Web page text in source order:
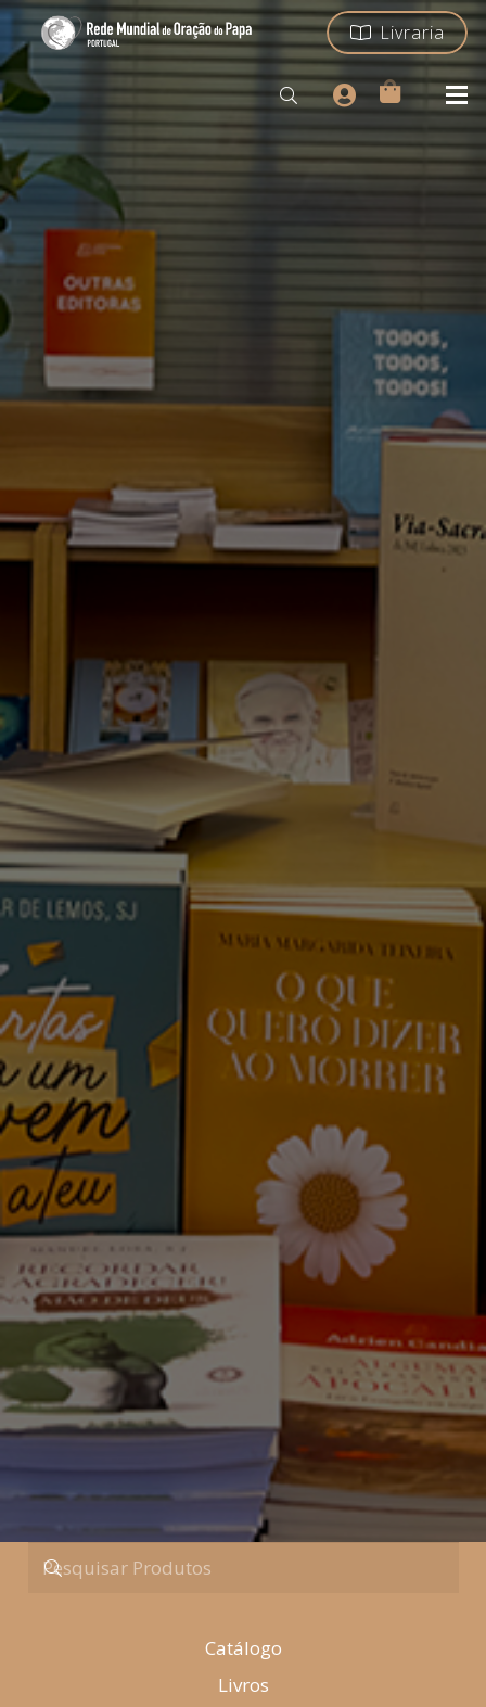
Livraria
Catálogo
Livros